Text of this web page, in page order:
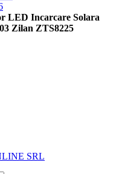
LED Incarcare Solara
Zilan ZTS8225
SRL